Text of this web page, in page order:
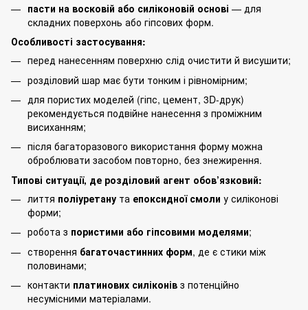
пасти на восковій або силіконовій основі — для
складних поверхонь або гіпсових форм.
Особливості застосування:
перед нанесенням поверхню слід очистити й висушити;
розділовий шар має бути тонким і рівномірним;
для пористих моделей (гіпс, цемент, 3D-друк)
рекомендується подвійне нанесення з проміжним
висиханням;
після багаторазового використання форму можна
оброблювати засобом повторно, без знежирення.
Типові ситуації, де розділовий агент обов’язковий:
лиття поліуретану та епоксидної смоли у силіконові
форми;
робота з пористими або гіпсовими моделями;
створення багаточастинних форм, де є стики між
половинами;
контакти платинових силіконів з потенційно
несумісними матеріалами.